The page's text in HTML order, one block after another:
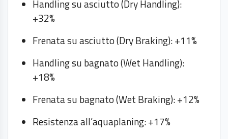
Handling su asciutto (Dry Handling):
+32%
Frenata su asciutto (Dry Braking): +11%
Handling su bagnato (Wet Handling):
+18%
Frenata su bagnato (Wet Braking): +12%
Resistenza all’aquaplaning: +17%